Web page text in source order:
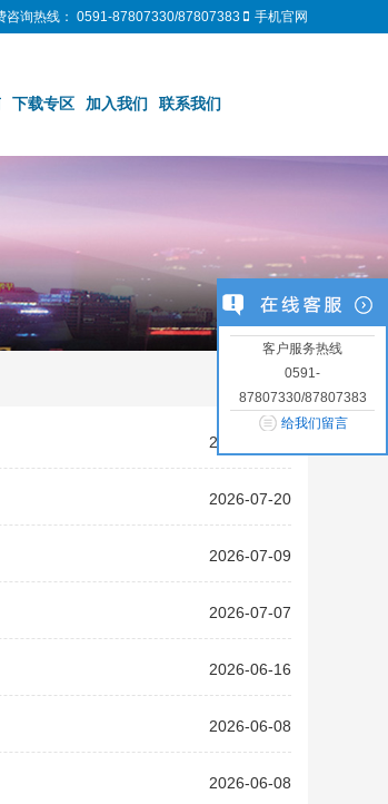
咨询热线： 0591-87807330/87807383 手机官网
下载专区 加入我们 联系我们
2026-07-24
2026-07-20
2026-07-09
2026-07-07
2026-06-16
2026-06-08
2026-06-08
客户服务热线
0591-
87807330/87807383
给我们留言